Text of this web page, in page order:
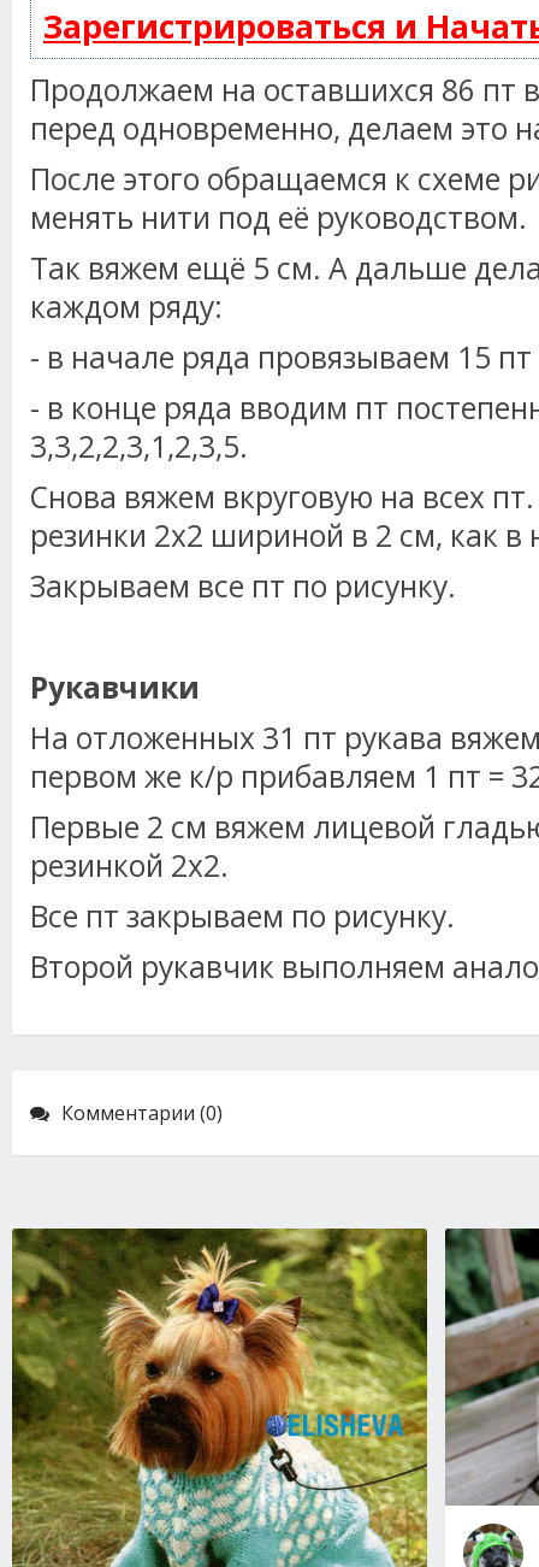
Зарегистрироваться и
Продолжаем на оставшихся 86 пт
перед одновременно, делаем это
После этого обращаемся к схеме
менять нити под её руководством.
Так вяжем ещё 5 см. А дальше
каждом ряду:
- в начале ряда провязываем 15
- в конце ряда вводим пт
3,3,2,2,3,1,2,3,5.
Снова вяжем вкруговую на всех
резинки 2х2 шириной в 2 см, как в
Закрываем все пт по рисунку.
Рукавчики
На отложенных 31 пт рукава
первом же к/р прибавляем 1 пт =
Первые 2 см вяжем лицевой
резинкой 2х2.
Все пт закрываем по рисунку.
Второй рукавчик выполняем
Комментарии (0)